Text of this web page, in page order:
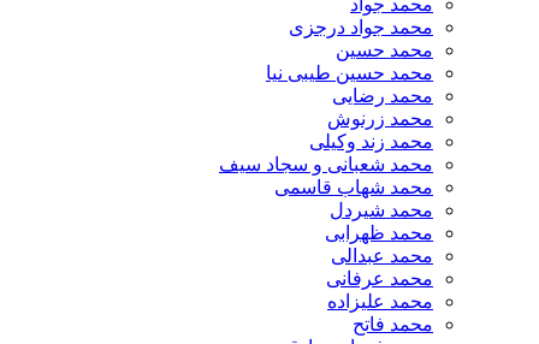
محمد جواد
محمد جواد درجزی
محمد حسین
محمد حسین طیبی نیا
محمد رضایی
محمد زرنوش
محمد زند وکیلی
محمد شعبانی و سجاد سیف
محمد شهاب قاسمی
​محمد شیردل
محمد ظهرابی
محمد عبدالی
محمد عرفانی
محمد علیزاده
محمد فاتح